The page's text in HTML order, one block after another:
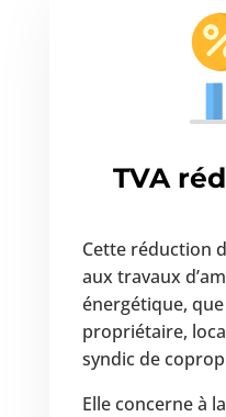
TVA
Cette réduction
aux travaux
énergétique,
propriétaire,
syndic de
Elle concerne à